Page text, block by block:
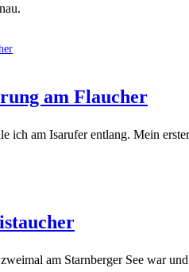
am Flaucher
ich am Isarufer entlang. Mein
am Starnberger See war